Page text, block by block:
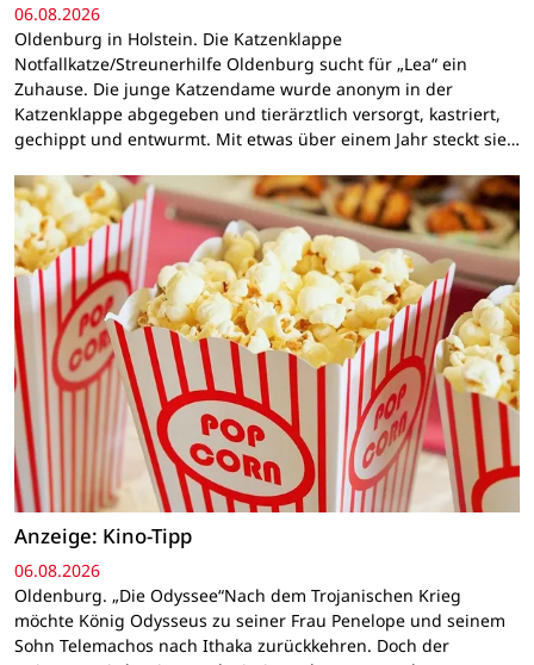
06.08.2026
Oldenburg in Holstein. Die Katzenklappe
Notfallkatze/Streunerhilfe Oldenburg sucht für „Lea“ ein
Zuhause. Die junge Katzendame wurde anonym in der
Katzenklappe abgegeben und tierärztlich versorgt, kastriert,
gechippt und entwurmt. Mit etwas über einem Jahr steckt sie…
Anzeige: Kino-Tipp
06.08.2026
Oldenburg. „Die Odyssee“Nach dem Trojanischen Krieg
möchte König Odysseus zu seiner Frau Penelope und seinem
Sohn Telemachos nach Ithaka zurückkehren. Doch der